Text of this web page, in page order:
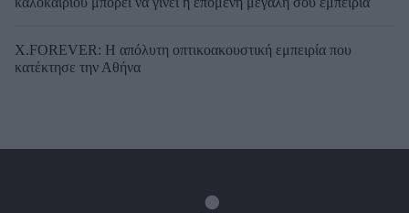
X.FOREVER: Η απόλυτη οπτικοακουστική εμπειρία που
κατέκτησε την Αθήνα